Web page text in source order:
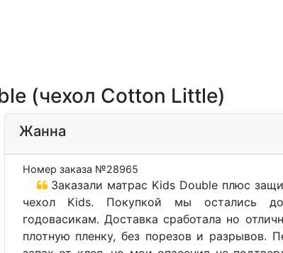
(чехол Cotton Little)
Жанна
Номер заказа №28965
Заказали матрас Kids Double плюс
чехол Kids. Покупкой мы остались
годовасикам. Доставка сработала но
плотную пленку, без порезов и разрывов.